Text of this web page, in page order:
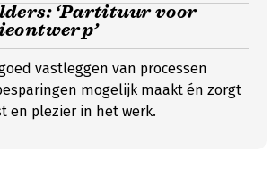
‘Partituur voor
vastleggen van processen
mogelijk maakt én zorgt
en plezier in het werk.